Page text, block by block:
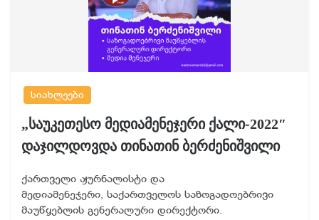
სიახლეები
„საუკეთესო მედიამენეჯერი ქალი-2022″
დაჯილდოვდა თინათინ ბერძენიშვილი
ქართველი ჟურნალისტი და
მედიამენეჯერი, საქართველოს საზოგადოებრივი
მაუწყებლის გენერალური დირექტორი.